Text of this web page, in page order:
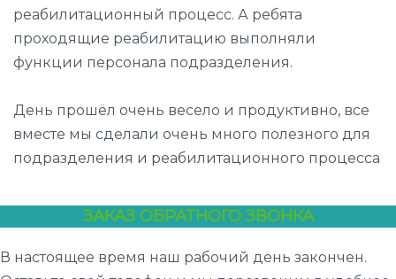
реабилитационный процесс. А ребята
проходящие реабилитацию выполняли
функции персонала подразделения.
День прошёл очень весело и продуктивно, все
вместе мы сделали очень много полезного для
подразделения и реабилитационного процесса
ЗАКАЗ ОБРАТНОГО ЗВОНКА
В настоящее время наш рабочий день закончен.